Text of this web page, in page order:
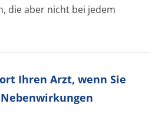
die aber nicht bei jedem
Ihren Arzt, wenn Sie